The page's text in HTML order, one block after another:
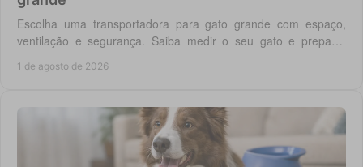
Escolha uma transportadora para gato grande com espaço,
ventilação e segurança. Saiba medir o seu gato e preparar
1 de agosto de 2026